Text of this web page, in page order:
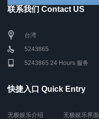
联系我们 Contact US
台湾
5243865
5243865 24 Hours 服务
快捷入口 Quick Entry
无极娱乐介绍
无极娱乐界面